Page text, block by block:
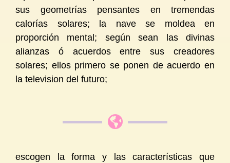
sus geometrías pensantes en tremendas
calorías solares; la nave se moldea en
proporción mental; según sean las divinas
alianzas ó acuerdos entre sus creadores
solares; ellos primero se ponen de acuerdo en
la television del futuro;
escogen la forma y las características que